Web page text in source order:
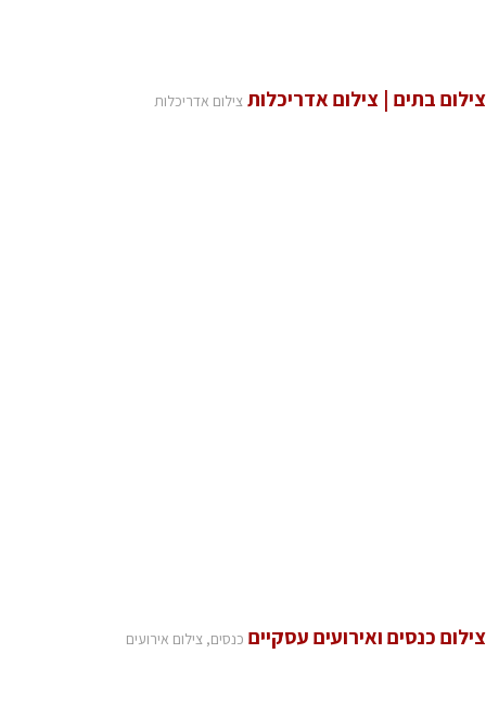
צילום בתים | צילום אדריכלות צילום אדריכלות
צילום כנסים ואירועים עסקיים כנסים, צילום אירועים